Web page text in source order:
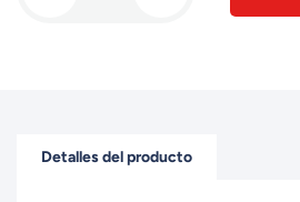
Detalles del producto